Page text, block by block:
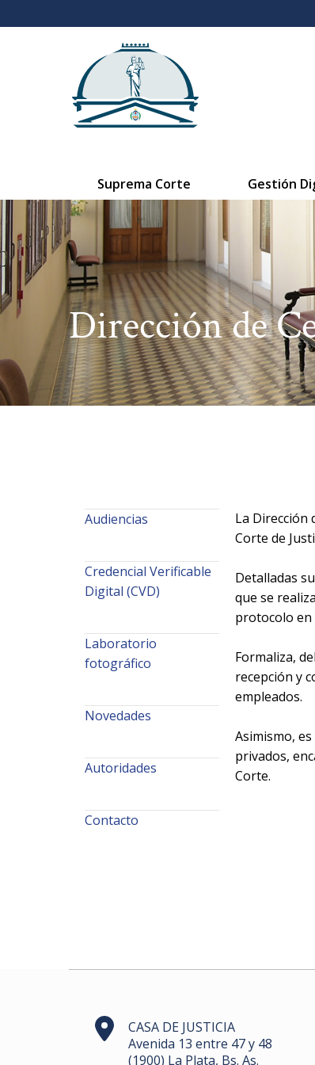
Suprema Corte Gestión
Dirección de
Audiencias
Credencial Verificable
Digital (CVD)
Laboratorio
fotográfico
Novedades
Autoridades
Contacto
La Dirección
Corte de
Detalladas
que se
protocolo en
Formaliza,
recepción y
empleados.
Asimismo,
privados,
Corte.
CASA DE JUSTICIA
Avenida 13 entre 47 y 48
(1900) La Plata, Bs. As.